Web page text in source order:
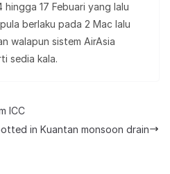
17 Febuari yang lalu
berlaku pada 2 Mac lalu
walapun sistem AirAsia
sedia kala.
ICC
in Kuantan monsoon drain